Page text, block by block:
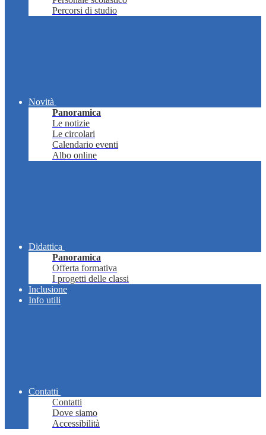
Percorsi di studio
Novità
Panoramica
Le notizie
Le circolari
Calendario eventi
Albo online
Didattica
Panoramica
Offerta formativa
I progetti delle classi
Inclusione
Info utili
Contatti
Contatti
Dove siamo
Accessibilità